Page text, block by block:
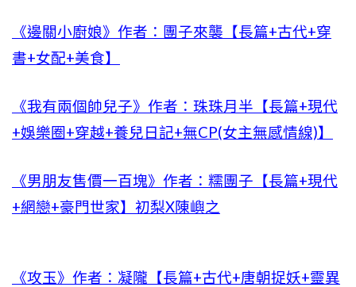
《邊關小廚娘》作者：團子來襲【長篇+古代+穿
書+女配+美食】
《我有兩個帥兒子》作者：珠珠月半【長篇+現代
+娛樂圈+穿越+養兒日記+無CP(女主無感情線)】
《男朋友售價一百塊》作者：糯團子【長篇+現代
+網戀+豪門世家】初梨X陳嶼之
《攻玉》作者：凝隴【長篇+古代+唐朝捉妖+靈異